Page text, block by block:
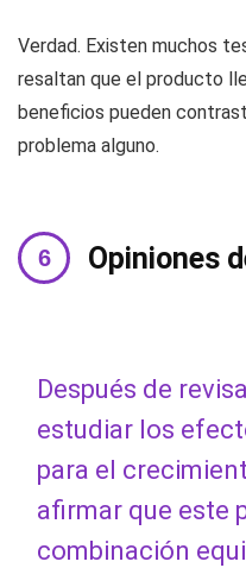
Verdad. Existen muchos
resaltan que el producto
beneficios pueden
problema alguno.
Opiniones
Después de
estudiar los
para el
afirmar que este
combinación